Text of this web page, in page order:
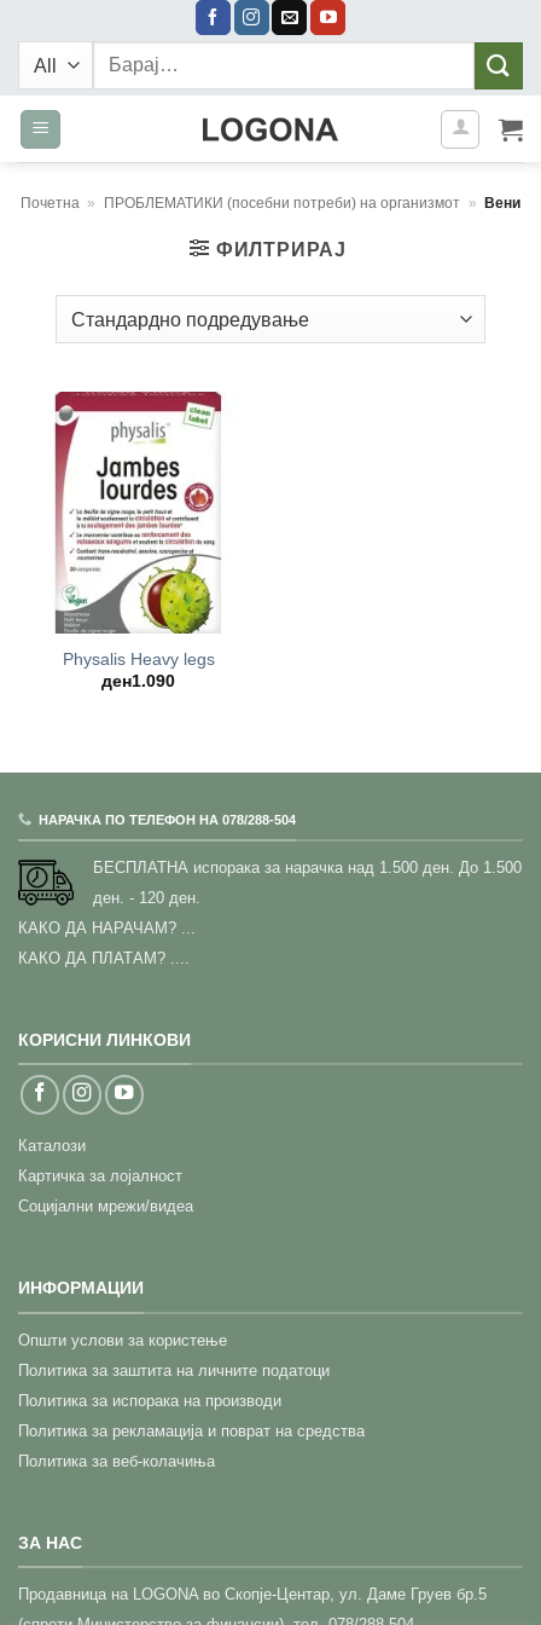
content
Барај:
Почетна » ПРОБЛЕМАТИКИ (посебни потреби) на организмот » Вени
ФИЛТРИРАЈ
Physalis Heavy legs
ден1.090
НАРАЧКА ПО ТЕЛЕФОН НА 078/288-504
БЕСПЛАТНА испорака за нарачка над 1.500 ден. До 1.500
ден. - 120 ден.
КАКО ДА НАРАЧАМ? ...
КАКО ДА ПЛАТАМ? ....
КОРИСНИ ЛИНКОВИ
Каталози
Картичка за лојалност
Социјални мрежи/видеа
ИНФОРМАЦИИ
Општи услови за користење
Политика за заштита на личните податоци
Политика за испорака на производи
Политика за рекламација и поврат на средства
Политика за веб-колачиња
ЗА НАС
Прoдавница на LOGONA во Скопје-Центар, ул. Даме Груев бр.5